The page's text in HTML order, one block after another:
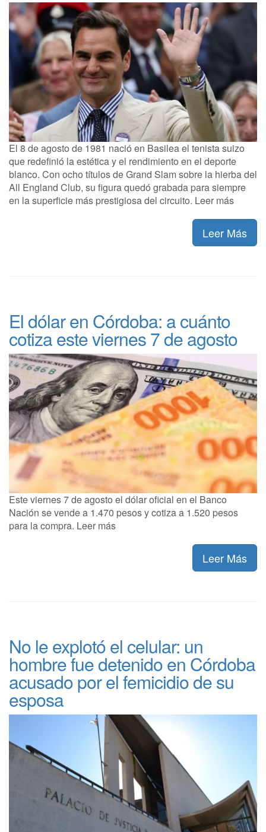
El 8 de agosto de 1981 nació en Basilea el tenista suizo
que redefinió la estética y el rendimiento en el deporte
blanco. Con ocho títulos de Grand Slam sobre la hierba del
All England Club, su figura quedó grabada para siempre
en la superficie más prestigiosa del circuito. Leer más
Leer Más
El dólar en Córdoba: a cuánto
cotiza este viernes 7 de agosto
Este viernes 7 de agosto el dólar oficial en el Banco
Nación se vende a 1.470 pesos y cotiza a 1.520 pesos
para la compra. Leer más
Leer Más
No le explotó el celular: un
hombre fue detenido en Córdoba
acusado por el femicidio de su
esposa